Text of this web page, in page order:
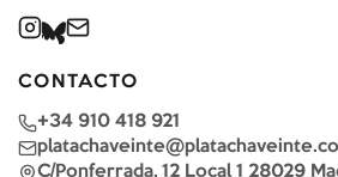
CONTACTO
+34 910 418 921
C/Ponferrada, 12 Local 1 28029